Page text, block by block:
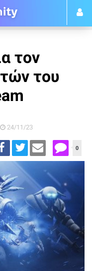
τον
του
24/11/23
0